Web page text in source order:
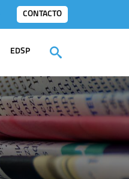
CONTACTO
EDSP